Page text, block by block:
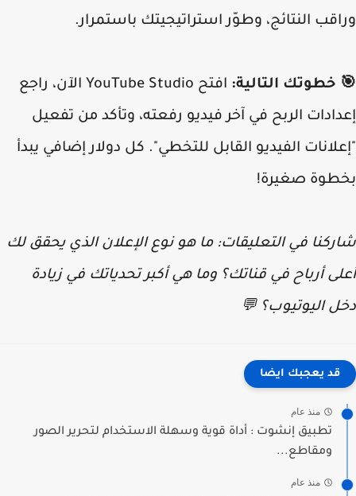
النتائج، وطوّر استراتيجيتك باستمرار.
خطوتك التالية:
افتح YouTube Studio الآن، راجع
الربح في آخر فيديو رفعته، وتأكد من تفعيل
الفيديو القابل للتخطي". كل دولار إضافي يبدأ
صغيرة!
في التعليقات: ما هو نوع الإعلان الذي يحقق لك
أرباح في قناتك؟ وما هي أكبر تحدياتك في زيادة
اليوتيوب؟ 💬
قد يعجبك ايضا
منذ عام
تطبيق إنشوت : أداة قوية وسهلة الاستخدام لتحرير الصور
ومقاطع...
منذ عام